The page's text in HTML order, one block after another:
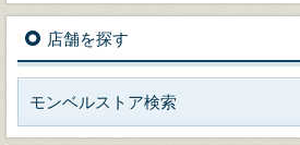
店舗を探す
モンベルストア検索